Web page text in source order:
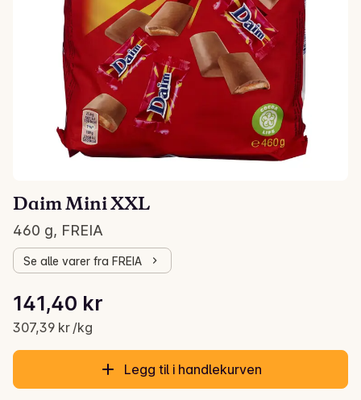
Daim Mini XXL
460 g, FREIA
Se alle varer fra FREIA
Gjeldende pris er: 141,40 kr
141,40 kr
307,39 kr /kg
Stykkpris: 307,39 kr /kg
Legg til i handlekurven